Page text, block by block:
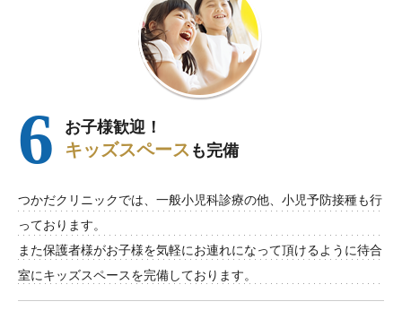
6 お子様歓迎！
キッズスペース も完備
つかだクリニックでは、一般小児科診療の他、小児予防接種も行
っております。
また保護者様がお子様を気軽にお連れになって頂けるように待合
室にキッズスペースを完備しております。